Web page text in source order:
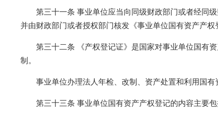
第三十一条 事业单位应当向同级财政部门或者经同级
并由财政部门或者授权部门核发《事业单位国有资产产
第三十二条 《产权登记证》是国家对事业单位国有资
制。
事业单位办理法人年检、改制、资产处置和利用国有
第三十三条 事业单位国有资产产权登记的内容主要包